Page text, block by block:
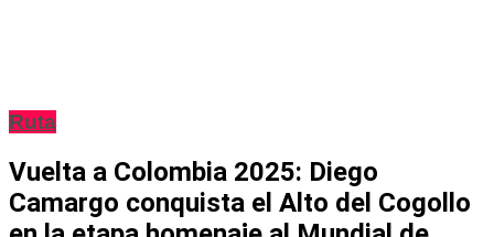
Ruta
Vuelta a Colombia 2025: Diego
Camargo conquista el Alto del Cogollo